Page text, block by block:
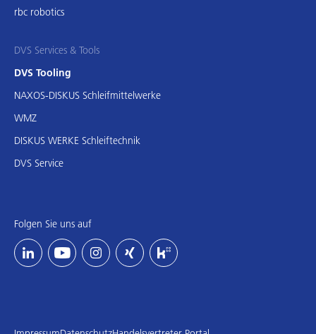
rbc robotics
DVS Services & Tools
DVS Tooling
NAXOS-DISKUS Schleifmittelwerke
WMZ
DISKUS WERKE Schleiftechnik
DVS Service
Folgen Sie uns auf